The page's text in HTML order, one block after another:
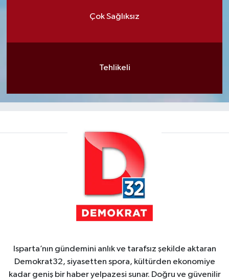
Çok Sağlıksız
Tehlikeli
Isparta’nın gündemini anlık ve tarafsız şekilde aktaran
Demokrat32, siyasetten spora, kültürden ekonomiye
kadar geniş bir haber yelpazesi sunar. Doğru ve güvenilir